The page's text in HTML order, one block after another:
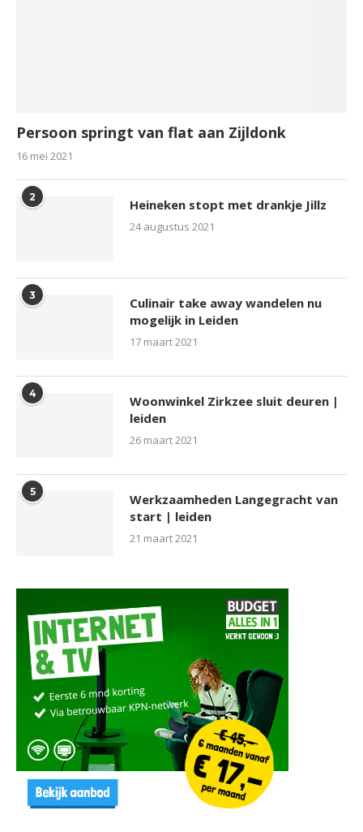
Persoon springt van flat aan Zijldonk
16 mei 2021
2 Heineken stopt met drankje Jillz
24 augustus 2021
3
Culinair take away wandelen nu
mogelijk in Leiden
17 maart 2021
4
Woonwinkel Zirkzee sluit deuren |
leiden
26 maart 2021
5
Werkzaamheden Langegracht van
start | leiden
21 maart 2021